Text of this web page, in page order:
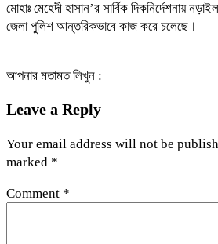
মোহাঃ মেহেদী হাসান’র সার্বিক দিকনির্দেশনায়
জেলা পুলিশ আন্তরিকভাবে কাজ করে চলেছে।
আপনার মতামত লিখুন :
Leave a Reply
Your email address will not be
marked *
Comment *